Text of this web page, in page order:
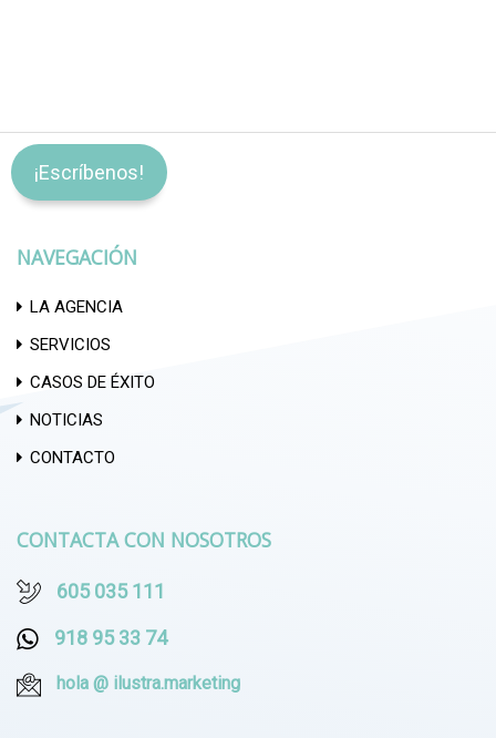
NAVEGACIÓN
LA AGENCIA
SERVICIOS
CASOS DE ÉXITO
NOTICIAS
CONTACTO
CONTACTA CON NOSOTROS
605 035 111
918 95 33 74
hola @ ilustra.marketing
¡Escríbenos!